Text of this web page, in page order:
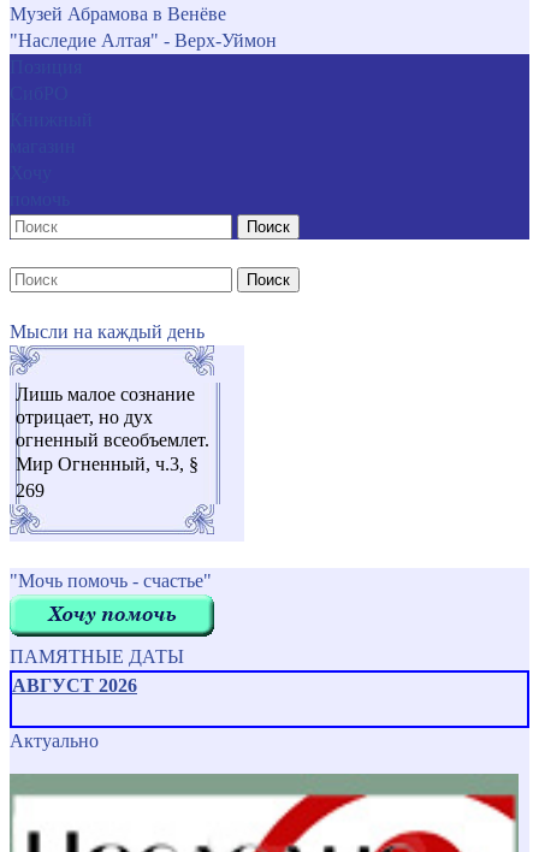
Музей Абрамова в Венёве
"Наследие Алтая" - Верх-Уймон
Поиск
Поиск
Мысли на каждый день
Лишь малое сознание
отрицает, но дух
огненный всеобъемлет.
Мир Огненный, ч.3, §
269
"Мочь помочь - счастье"
ПАМЯТНЫЕ ДАТЫ
АВГУСТ 2026
Актуально